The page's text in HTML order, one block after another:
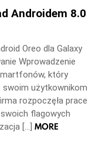
Androidem 8.0
Oreo dla Galaxy
Wprowadzenie
który
swoim użytkownikom
rozpoczęła prace
flagowych
[…] MORE